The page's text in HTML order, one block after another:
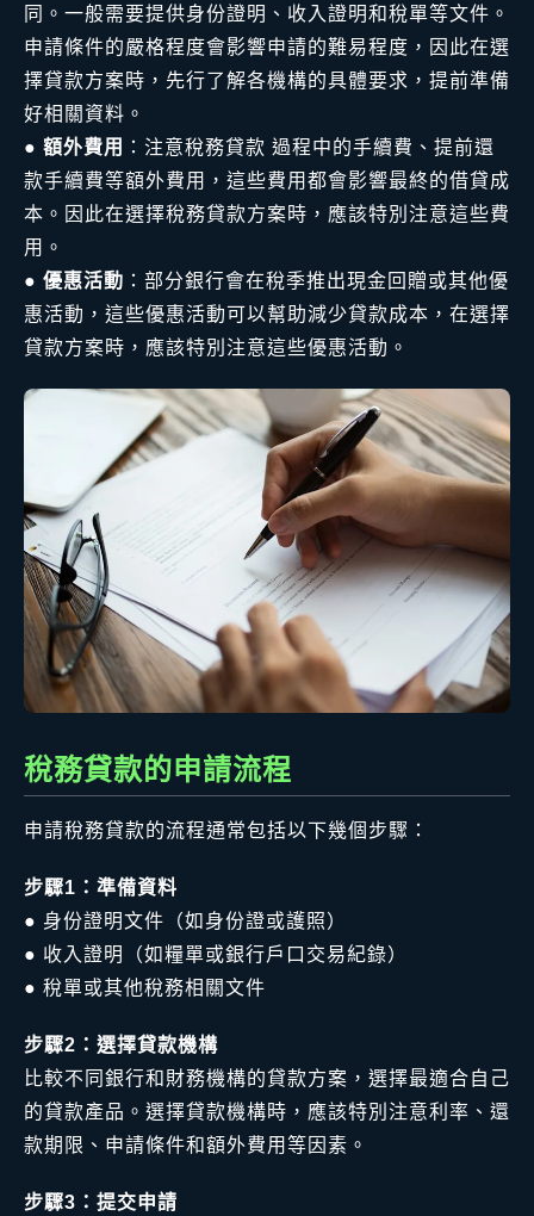
同。一般需要提供身份證明、收入證明和稅單等文件。
申請條件的嚴格程度會影響申請的難易程度，因此在選
擇貸款方案時，先行了解各機構的具體要求，提前準備
好相關資料。
● 額外費用
：注意稅務貸款 過程中的手續費、提前還
款手續費等額外費用，這些費用都會影響最終的借貸成
本。因此在選擇稅務貸款方案時，應該特別注意這些費
用。
● 優惠活動 ：部分銀行會在稅季推出現金回贈或其他優
惠活動，這些優惠活動可以幫助減少貸款成本，在選擇
貸款方案時，應該特別注意這些優惠活動。
稅務貸款的申請流程
申請稅務貸款的流程通常包括以下幾個步驟：
步驟1：準備資料
● 身份證明文件（如身份證或護照）
● 收入證明（如糧單或銀行戶口交易紀錄）
● 稅單或其他稅務相關文件
步驟2：選擇貸款機構
比較不同銀行和財務機構的貸款方案，選擇最適合自己
的貸款產品。選擇貸款機構時，應該特別注意利率、還
款期限、申請條件和額外費用等因素。
步驟3：提交申請